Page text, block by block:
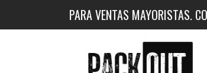
PARA VENTAS MAYORISTAS.